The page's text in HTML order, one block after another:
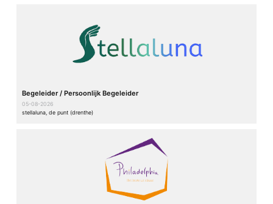
Begeleider / Persoonlijk Begeleider
05-08-2026
stellaluna, de punt (drenthe)